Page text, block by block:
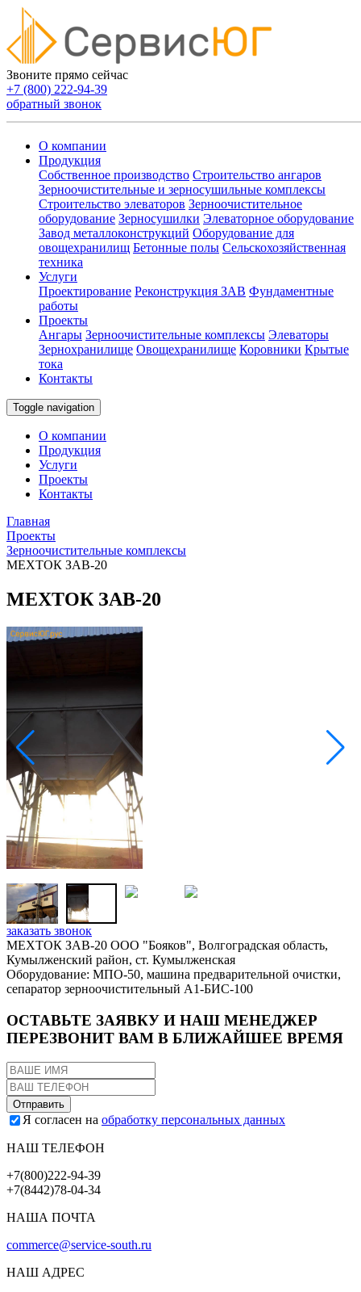
Звоните прямо сейчас
+7 (800) 222-94-39
обратный звонок
О компании
Продукция
Собственное производство Строительство ангаров
Зерноочистительные и зерносушильные комплексы
Строительство элеваторов Зерноочистительное
оборудование Зерносушилки Элеваторное оборудование
Завод металлоконструкций Оборудование для
овощехранилищ Бетонные полы Сельскохозяйственная
техника
Услуги
Проектирование Реконструкция ЗАВ Фундаментные
работы
Проекты
Ангары Зерноочистительные комплексы Элеваторы
Зернохранилище Овощехранилищe Коровники Крытые
тока
Контакты
Toggle navigation
О компании
Продукция
Услуги
Проекты
Контакты
Главная
Проекты
Зерноочистительные комплексы
МЕХТОК ЗАВ-20
МЕХТОК ЗАВ-20
заказать звонок
МЕХТОК ЗАВ-20 ООО "Бояков", Волгоградская область,
Кумылженский район, ст. Кумылженская
Оборудование: МПО-50, машина предварительной очистки,
сепаратор зерноочистительный А1-БИС-100
ОСТАВЬТЕ ЗАЯВКУ И НАШ МЕНЕДЖЕР
ПЕРЕЗВОНИТ ВАМ В БЛИЖАЙШЕЕ ВРЕМЯ
Я согласен на обработку персональных данных
НАШ ТЕЛЕФОН
+7(800)222-94-39
+7(8442)78-04-34
НАША ПОЧТА
commerce@service-south.ru
НАШ АДРЕС